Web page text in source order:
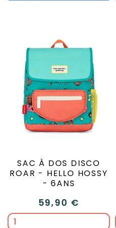
SAC À DOS DISCO
ROAR - HELLO HOSSY
- 6ANS
59,90 €